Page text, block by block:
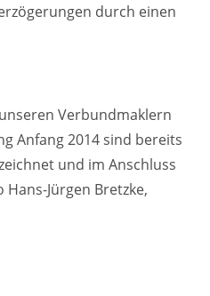
durch einen
Verbundmaklern
Anfang 2014 sind bereits
und im Anschluss
Jürgen Bretzke,